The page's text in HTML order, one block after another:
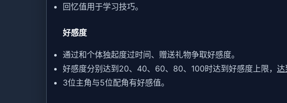
回忆值用于学习技巧。
好感度
通过和个体独起度过时间、赠送礼物争取好感度。
好感度分别达到20、40、60、80、100时达到好感度上限， 达
3位主角与5位配角有好感值。